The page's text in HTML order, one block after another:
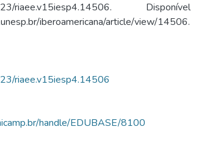
riaee.v15iesp4.14506.
iberoamericana/article/view/14506.
riaee.v15iesp4.14506
handle/EDUBASE/8100